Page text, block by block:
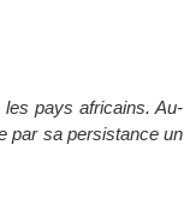
les pays africains. Au-
par sa persistance un